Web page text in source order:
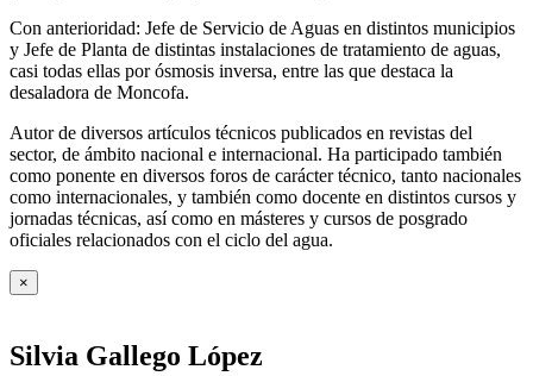
Con anterioridad: Jefe de Servicio de Aguas en distintos municipios
y Jefe de Planta de distintas instalaciones de tratamiento de aguas,
casi todas ellas por ósmosis inversa, entre las que destaca la
desaladora de Moncofa.
Autor de diversos artículos técnicos publicados en revistas del
sector, de ámbito nacional e internacional. Ha participado también
como ponente en diversos foros de carácter técnico, tanto nacionales
como internacionales, y también como docente en distintos cursos y
jornadas técnicas, así como en másteres y cursos de posgrado
oficiales relacionados con el ciclo del agua.
×
Silvia Gallego López